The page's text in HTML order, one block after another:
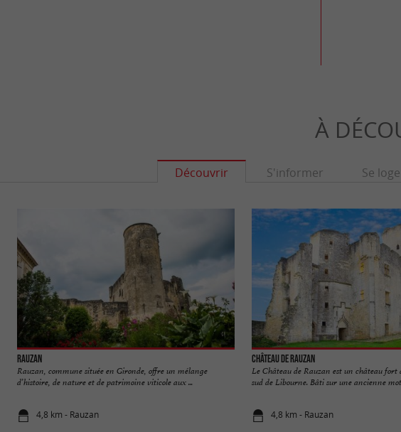
À
Découvrir S'informer Se
Rauzan
Rauzan, commune située en Gironde, offre un mélange
d’histoire, de nature et de patrimoine viticole aux ...
4,8 km - Rauzan
Château de Rauzan
Le Château de Rauzan est un château fort
sud de Libourne. Bâti sur une ancienne
4,8 km - Rauzan